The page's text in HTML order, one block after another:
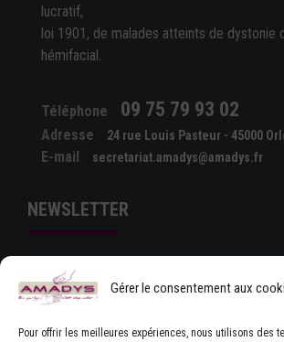
Gérer le consentement aux
Pour offrir les meilleures expériences, nous utilisons des
lucratif,
loi 1901, de malades atteints de dystonie
hémifacial.
Téléphone 09 75 79 93 02
Adresse 24 rue Louis Pasteur - 45000
E-mail secretariat.amadys@amadys.fr
NEWSLETTER